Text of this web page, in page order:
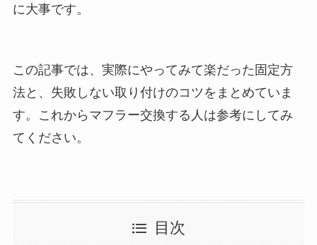
に大事です。
この記事では、実際にやってみて楽だった固定方
法と、失敗しない取り付けのコツをまとめていま
す。これからマフラー交換する人は参考にしてみ
てください。
目次